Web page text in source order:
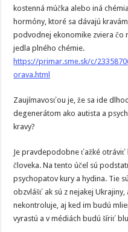
kostenná múčka alebo iná
hormóny, ktoré sa dávajú
podvodnej ekonomike zviera čo
jedla plného chémie.
https://primar.sme.sk/c/
orava.html
Zaujímavosťou je, že sa ide
degenerátom ako autista a
kravy?
Je pravdepodobne ťažké otráviť
človeka. Na tento účel sú
psychopatov kury a hydina. Tie
obzvlášť ak sú z nejakej
nekontroluje, aj ked im budú
vyrastú a v médiách budú šíriť